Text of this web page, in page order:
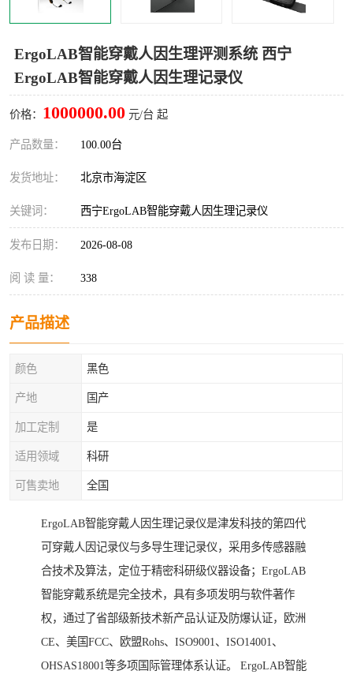
ErgoLAB智能穿戴人因生理评测系统 西宁
ErgoLAB智能穿戴人因生理记录仪
价格： 1000000.00 元/台 起
产品数量： 100.00台
发货地址： 北京市海淀区
关键词： 西宁ErgoLAB智能穿戴人因生理记录仪
发布日期： 2026-08-08
阅 读 量： 338
产品描述
颜色 黑色
产地 国产
加工定制 是
适用领域 科研
可售卖地 全国
ErgoLAB智能穿戴人因生理记录仪是津发科技的第四代
可穿戴人因记录仪与多导生理记录仪，采用多传感器融
合技术及算法，定位于精密科研级仪器设备；ErgoLAB
智能穿戴系统是完全技术，具有多项发明与软件著作
权，通过了省部级新技术新产品认证及防爆认证，欧洲
CE、美国FCC、欧盟Rohs、ISO9001、ISO14001、
OHSAS18001等多项国际管理体系认证。 ErgoLAB智能